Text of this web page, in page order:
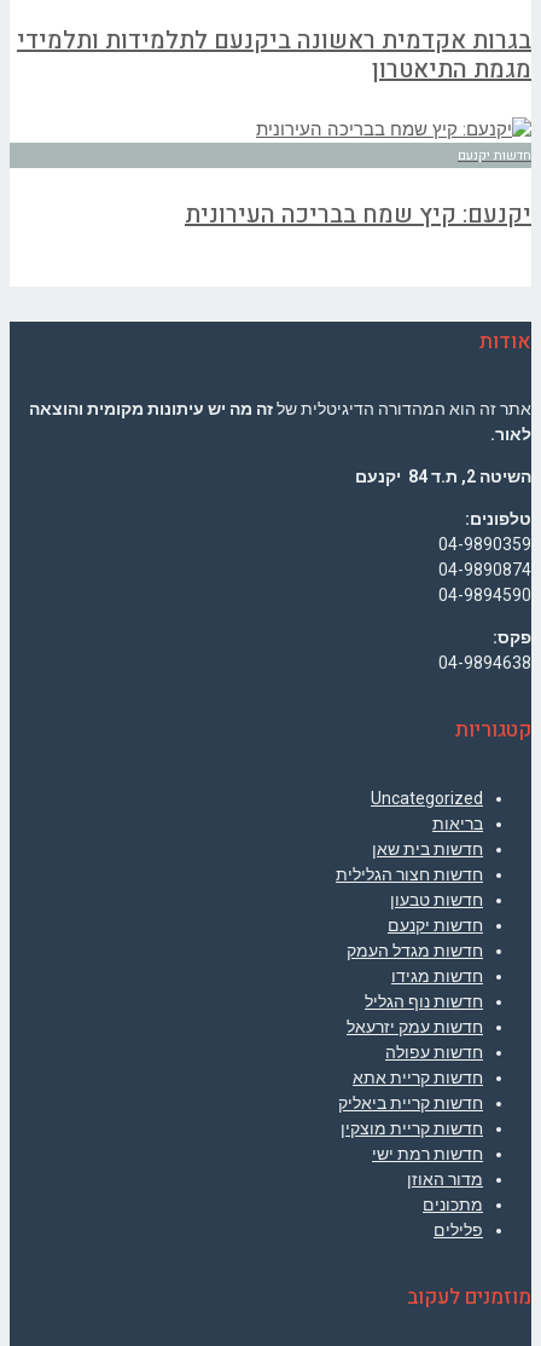
בגרות אקדמית ראשונה ביקנעם לתלמידות ותלמידי
מגמת התיאטרון
חדשות יקנעם
יקנעם: קיץ שמח בבריכה העירונית
אודות
אתר זה הוא המהדורה הדיגיטלית שלזה מה יש עיתונות מקומית והוצאה
לאור.
השיטה 2, ת.ד 84 יקנעם
טלפונים:
04-9890359
04-9890874
04-9894590
פקס:
04-9894638
קטגוריות
Uncategorized
בריאות
חדשות בית שאן
חדשות חצור הגלילית
חדשות טבעון
חדשות יקנעם
חדשות מגדל העמק
חדשות מגידו
חדשות נוף הגליל
חדשות עמק יזרעאל
חדשות עפולה
חדשות קריית אתא
חדשות קריית ביאליק
חדשות קריית מוצקין
חדשות רמת ישי
מדור האוזן
מתכונים
פלילים
מוזמנים לעקוב